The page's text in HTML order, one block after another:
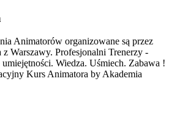
Animatorów organizowane są przez
Warszawy. Profesjonalni Trenerzy -
Wiedza. Uśmiech. Zabawa !
Kurs Animatora by Akademia